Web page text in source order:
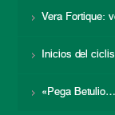
Vera Fortique:
Inicios del
«Pega